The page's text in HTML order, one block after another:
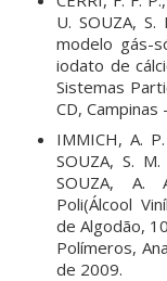
U. SOUZA, S.
modelo gás-
iodato de
Sistemas
CD,
IMMICH, A.
SOUZA, S.
SOUZA, A.
Poli(Álcool
de Algodão,
Polímeros,
de 2009.